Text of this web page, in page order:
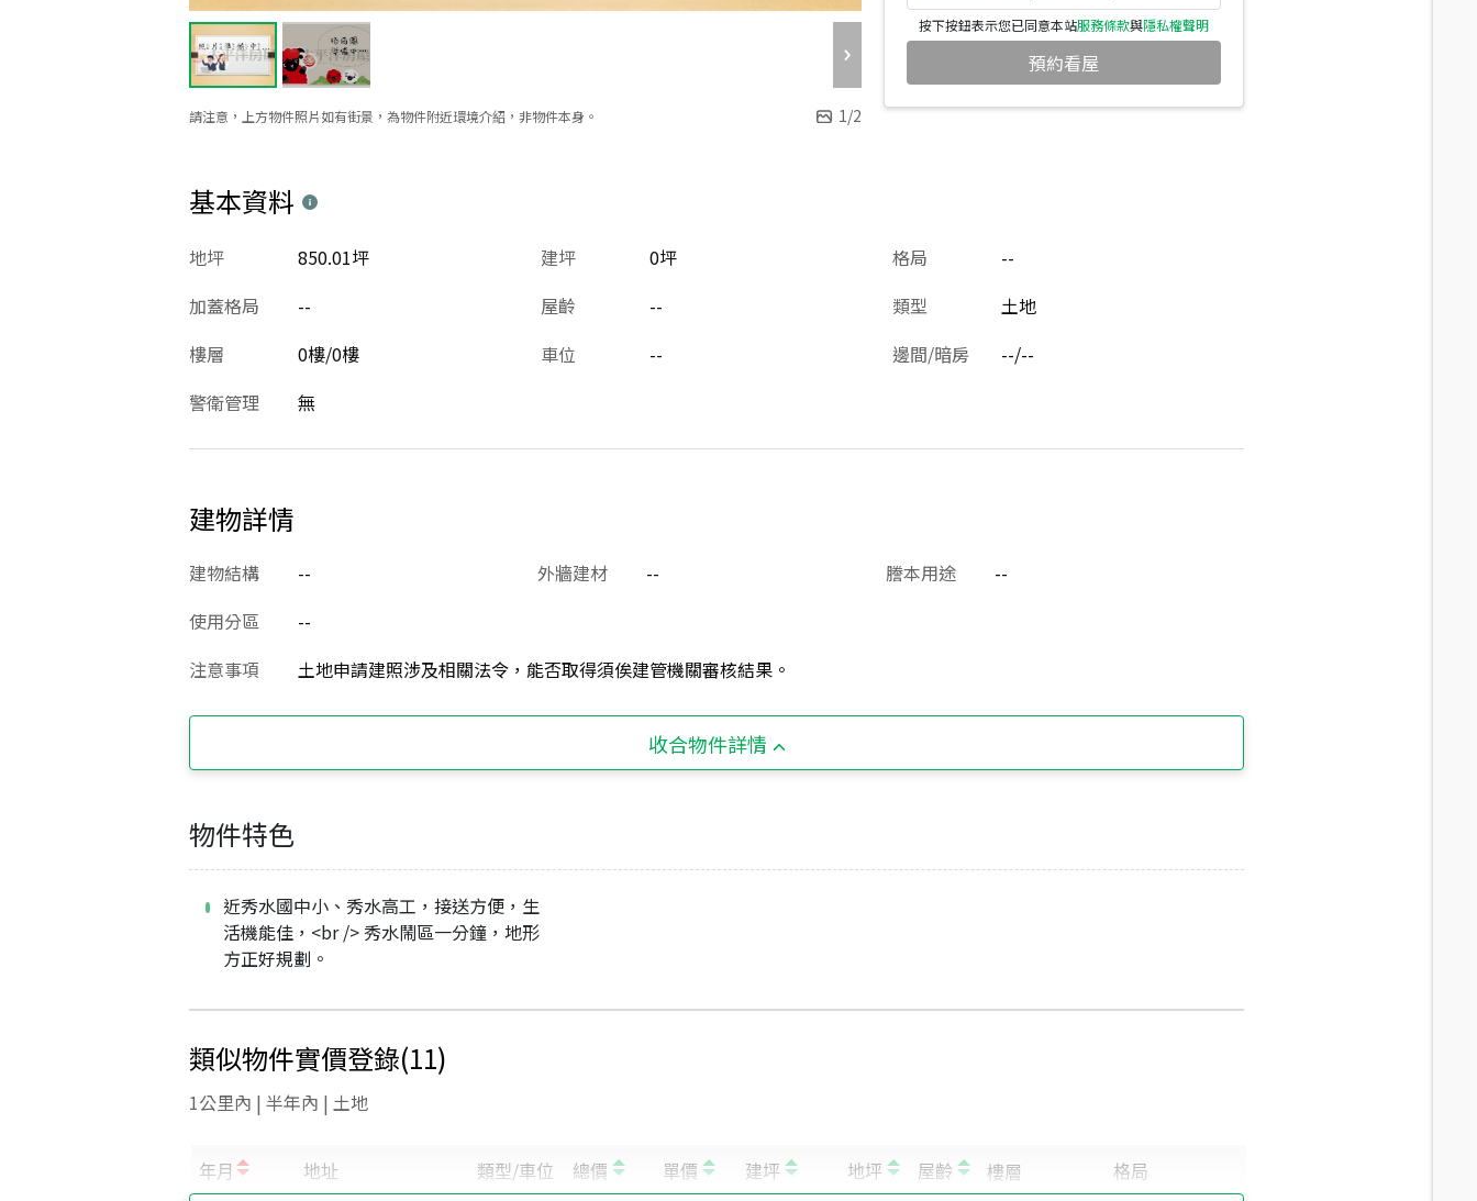
請注意，上方物件照片如有街景，為物件附近環境介紹，非物件本身。 1/2
按下按鈕表示您已同意本站服務條款與隱私權聲明
預約看屋
基本資料
建坪 0坪
地坪 850.01坪 格局
--
加蓋格局
-- 屋齡 -- 類型
土地
樓層
0樓/0樓 車位 -- 邊間/暗房
--/--
警衛管理
無
建物詳情
建物結構 -- 外牆建材 -- 謄本用途
--
使用分區
--
注意事項
土地申請建照涉及相關法令，能否取得須俟建管機關審核結果。
收合物件詳情
物件特色
近秀水國中小、秀水高工，接送方便，生
活機能佳，<br /> 秀水鬧區一分鐘，地形
方正好規劃。
類似物件實價登錄(11)
1公里內 | 半年內 | 土地